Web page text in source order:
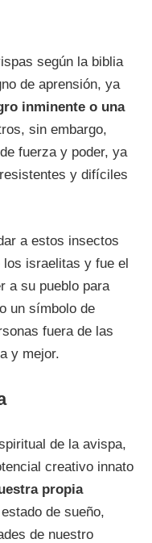
según la biblia
de aprensión, ya
inminente o una
sin embargo,
fuerza y poder, ya
y difíciles
a estos insectos
israelitas y fue el
a su pueblo para
un símbolo de
fuera de las
y mejor.
de la avispa,
creativo innato
propia
de sueño,
de nuestro